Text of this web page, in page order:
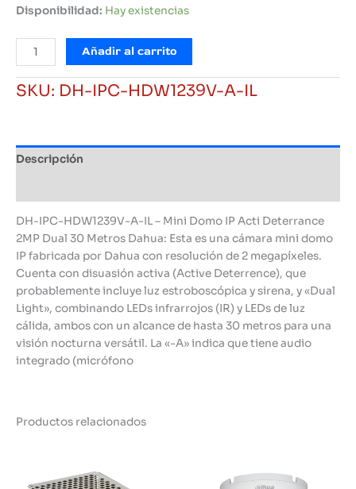
Disponibilidad: Hay existencias
Mini
Domo
IP
Acti
Dual
Dahua
cantidad
Añadir al carrito
SKU: DH-IPC-HDW1239V-A-IL
Descripción
DH-IPC-HDW1239V-A-IL – Mini Domo IP Acti Deterrance
2MP Dual 30 Metros Dahua: Esta es una cámara mini domo
IP fabricada por Dahua con resolución de 2 megapíxeles.
Cuenta con disuasión activa (Active Deterrence), que
probablemente incluye luz estroboscópica y sirena, y «Dual
Light», combinando LEDs infrarrojos (IR) y LEDs de luz
cálida, ambos con un alcance de hasta 30 metros para una
visión nocturna versátil. La «-A» indica que tiene audio
integrado (micrófono
Productos relacionados